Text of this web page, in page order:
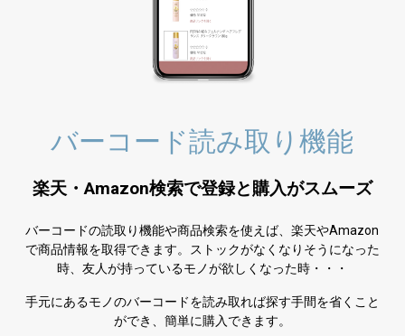
バーコード読み取り機能
楽天・Amazon検索で登録と購入がスムーズ
バーコードの読取り機能や商品検索を使えば、楽天やAmazon
で商品情報を取得できます。ストックがなくなりそうになった
時、友人が持っているモノが欲しくなった時・・・
手元にあるモノのバーコードを読み取れば探す手間を省くこと
ができ、簡単に購入できます。